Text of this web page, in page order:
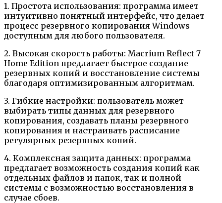
1. Простота использования: программа имеет
интуитивно понятный интерфейс, что делает
процесс резервного копирования Windows
доступным для любого пользователя.
2. Высокая скорость работы: Macrium Reflect 7
Home Edition предлагает быстрое создание
резервных копий и восстановление системы
благодаря оптимизированным алгоритмам.
3. Гибкие настройки: пользователь может
выбирать типы данных для резервного
копирования, создавать планы резервного
копирования и настраивать расписание
регулярных резервных копий.
4. Комплексная защита данных: программа
предлагает возможность создания копий как
отдельных файлов и папок, так и полной
системы с возможностью восстановления в
случае сбоев.